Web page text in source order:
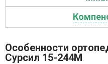
Особенности
Сурсил 15-244M